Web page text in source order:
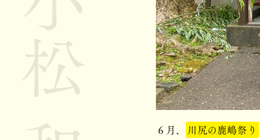
６月、 川尻の鹿嶋祭り